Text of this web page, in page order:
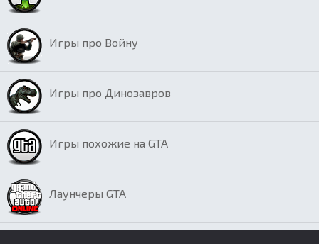
Игры про Войну
Игры про Динозавров
Игры похожие на GTA
Лаунчеры GTA